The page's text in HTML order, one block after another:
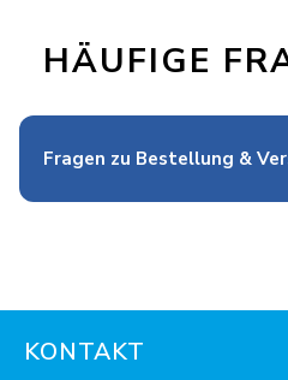
HÄUFIGE
Fragen zu Bestellung &
KONTAKT